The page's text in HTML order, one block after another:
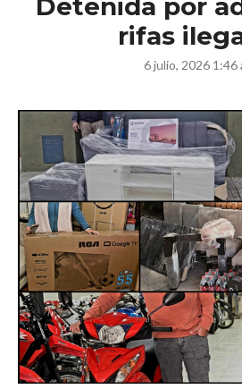
Detenida por
rifas
6 julio, 2026 1:46